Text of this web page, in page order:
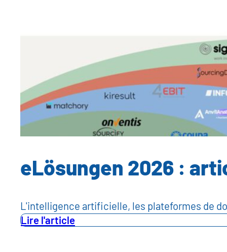
eLösungen 2026 :
L'intelligence artificielle, les plateformes de
Lire l'article